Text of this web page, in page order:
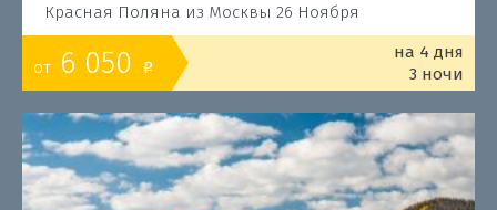
Красная Поляна из Москвы 26 Ноября
от 6 050 o
на 4 дня
3 ночи